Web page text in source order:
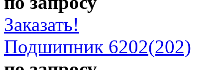
Заказать!
Подшипник 6202(202)